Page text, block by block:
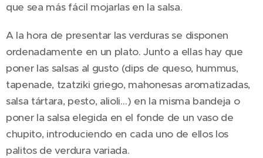
que sea más fácil mojarlas en la salsa.
A la hora de presentar las verduras se disponen
ordenadamente en un plato. Junto a ellas hay que
poner las salsas al gusto (dips de queso, hummus,
tapenade, tzatziki griego, mahonesas aromatizadas,
salsa tártara, pesto, alioli…) en la misma bandeja o
poner la salsa elegida en el fonde de un vaso de
chupito, introduciendo en cada uno de ellos los
palitos de verdura variada.